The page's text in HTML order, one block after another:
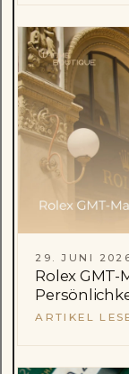
29. JUNI
Rolex GMT-
ARTIKEL